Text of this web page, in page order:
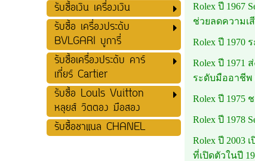
รับซื้อเงิน เครื่องเงิน
รับซื้อ เครื่องประดับ
BVLGARI บูการี่
รับซื้อเครื่องประดับ คาร์
เที่ยร์ Cartier
รับซื้อ Louls Vuitton
หลุยส์ วิตตอง มือสอง
รับซื้อชาแนล CHANEL
Rolex ปี 1967
ช่วยลดความเ
Rolex ปี
Rolex ปี 1971
ระดับมืออาชีพ
Rolex ปี 1975
Rolex ปี 1978
Rolex ปี 2003
ที่เปิดตัวในปี